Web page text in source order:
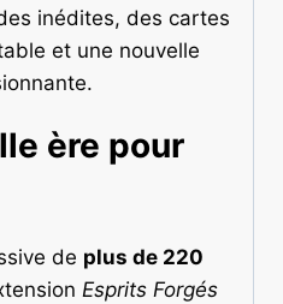
inédites, des cartes
et une nouvelle
ère pour
de plus de 220
Esprits Forgés